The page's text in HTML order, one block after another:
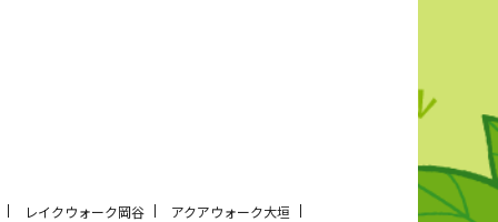
レイクウォーク岡谷 アクアウォーク大垣